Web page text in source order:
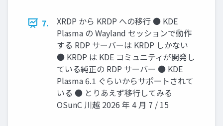
7.
XRDP から KRDP への移行 ● KDE
Plasma の Wayland セッションで動作
する RDP サーバーは KRDP しかない
● KRDP は KDE コミュニティが開発し
ている純正の RDP サーバー ● KDE
Plasma 6.1 ぐらいからサポートされて
いる ● とりあえず移行してみる
OSunC 川越 2026 年 4 月 7 / 15